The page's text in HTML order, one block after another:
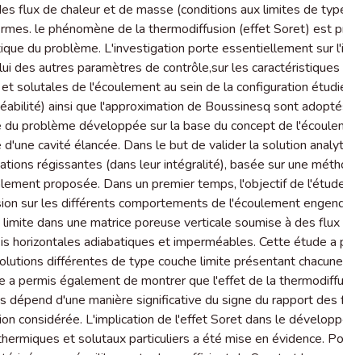
flux de chaleur et de masse (conditions aux limites de
le phénomène de la thermodiffusion (effet Soret) est
du problème. L'investigation porte essentiellement sur
des autres paramètres de contrôle,sur les caractéristiques
solutales de l'écoulement au sein de la configuration
ainsi que l'approximation de Boussinesq sont
problème développée sur la base du concept de
cavité élancée. Dans le but de valider la solution
régissantes (dans leur intégralité), basée sur une
proposée. Dans un premier temps, l'objectif de
sur les différents comportements de l'écoulement
dans une matrice poreuse verticale soumise à des
horizontales adiabatiques et imperméables. Cette étude a
différentes de type couche limite présentant
a permis également de montrer que l'effet de la
dépend d'une manière significative du signe du rapport des
considérée. L'implication de l'effet Soret dans le
et solutaux particuliers a été mise en évidence.